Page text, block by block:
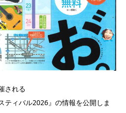
される
ティバル2026』の情報を公開しま